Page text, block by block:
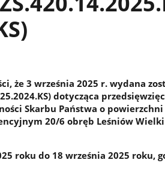
że 3 września 2025 r. wydana
dotycząca
Skarbu Państwa o powierzchni
20/6 obręb Leśniów
roku do 18 września 2025 roku,